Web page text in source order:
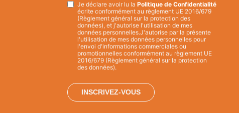
Privacy*
Je déclare avoir lu la Politique de Confidentialité
écrite conformément au règlement UE 2016/679
(Règlement général sur la protection des
données), et j'autorise l'utilisation de mes
données personnelles.J'autorise par la présente
l'utilisation de mes données personnelles pour
l'envoi d'informations commerciales ou
promotionnelles conformément au règlement UE
2016/679 (Règlement général sur la protection
des données).